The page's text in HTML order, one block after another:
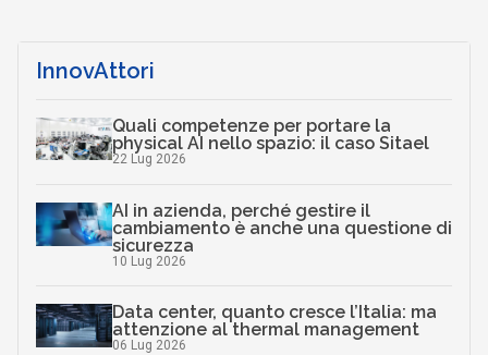
InnovAttori
Quali competenze per portare la
physical AI nello spazio: il caso Sitael
22 Lug 2026
AI in azienda, perché gestire il
cambiamento è anche una questione di
sicurezza
10 Lug 2026
Data center, quanto cresce l’Italia: ma
attenzione al thermal management
06 Lug 2026